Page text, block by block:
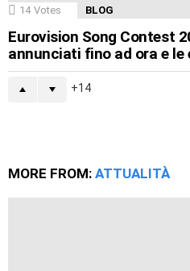
14 Votes BLOG
Eurovision Song Contest
annunciati fino ad ora e
14
MORE FROM: ATTUALITÀ